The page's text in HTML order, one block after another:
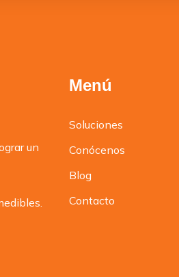
un
Menú
Soluciones
Conócenos
Blog
Contacto